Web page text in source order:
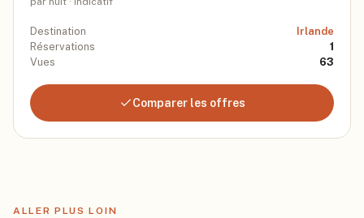
Destination
Irlande
Réservations
1
Vues
63
Comparer les offres
ALLER PLUS LOIN